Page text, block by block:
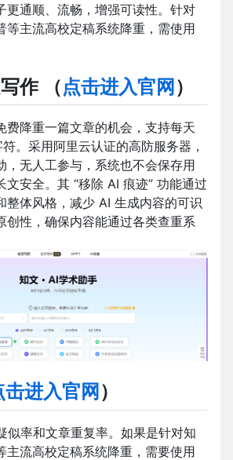
更通顺、流畅，增强可读性。针对
等主流高校定稿系统降重，需使用
作（点击进入官网 ）
费降重一篇文章的机会，支持每天
。采用阿里云认证的高防服务器，
，无人工参与，系统也不会保存用
文安全。其 “移除 AI 痕迹” 功能通过
整体风格，减少 AI 生成内容的可识
创性，确保内容能通过各类查重系
击进入官网 ）
似率和文章重复率。如果是针对知
主流高校定稿系统降重，需要使用